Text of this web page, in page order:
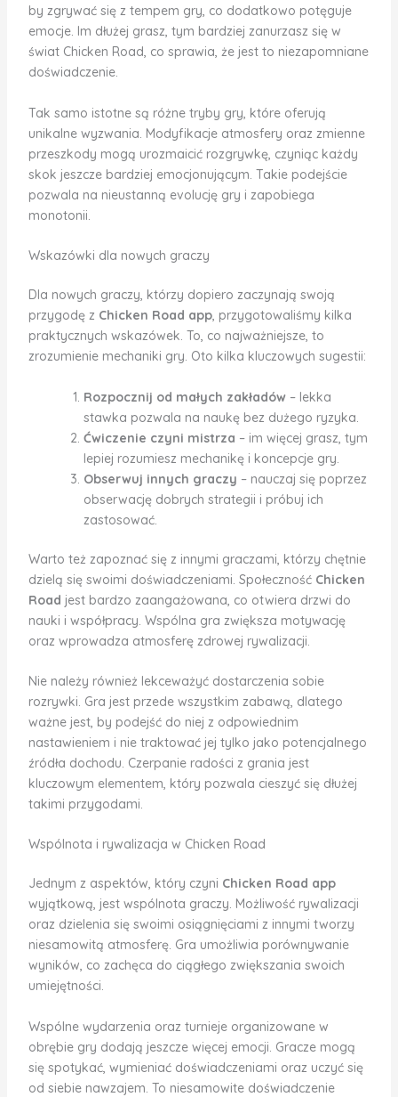
by zgrywać się z tempem gry, co dodatkowo potęguje
emocje. Im dłużej grasz, tym bardziej zanurzasz się w
świat Chicken Road, co sprawia, że jest to niezapomniane
doświadczenie.
Tak samo istotne są różne tryby gry, które oferują
unikalne wyzwania. Modyfikacje atmosfery oraz zmienne
przeszkody mogą urozmaicić rozgrywkę, czyniąc każdy
skok jeszcze bardziej emocjonującym. Takie podejście
pozwala na nieustanną evolucję gry i zapobiega
monotonii.
Wskazówki dla nowych graczy
Dla nowych graczy, którzy dopiero zaczynają swoją
przygodę z Chicken Road app, przygotowaliśmy kilka
praktycznych wskazówek. To, co najważniejsze, to
zrozumienie mechaniki gry. Oto kilka kluczowych sugestii:
Rozpocznij od małych zakładów– lekka
stawka pozwala na naukę bez dużego ryzyka.
Ćwiczenie czyni mistrza – im więcej grasz, tym
lepiej rozumiesz mechanikę i koncepcje gry.
Obserwuj innych graczy – nauczaj się poprzez
obserwację dobrych strategii i próbuj ich
zastosować.
Warto też zapoznać się z innymi graczami, którzy chętnie
dzielą się swoimi doświadczeniami. Społeczność Chicken
Road jest bardzo zaangażowana, co otwiera drzwi do
nauki i współpracy. Wspólna gra zwiększa motywację
oraz wprowadza atmosferę zdrowej rywalizacji.
Nie należy również lekceważyć dostarczenia sobie
rozrywki. Gra jest przede wszystkim zabawą, dlatego
ważne jest, by podejść do niej z odpowiednim
nastawieniem i nie traktować jej tylko jako potencjalnego
źródła dochodu. Czerpanie radości z grania jest
kluczowym elementem, który pozwala cieszyć się dłużej
takimi przygodami.
Wspólnota i rywalizacja w Chicken Road
Jednym z aspektów, który czyni Chicken Road app
wyjątkową, jest wspólnota graczy. Możliwość rywalizacji
oraz dzielenia się swoimi osiągnięciami z innymi tworzy
niesamowitą atmosferę. Gra umożliwia porównywanie
wyników, co zachęca do ciągłego zwiększania swoich
umiejętności.
Wspólne wydarzenia oraz turnieje organizowane w
obrębie gry dodają jeszcze więcej emocji. Gracze mogą
się spotykać, wymieniać doświadczeniami oraz uczyć się
od siebie nawzajem. To niesamowite doświadczenie